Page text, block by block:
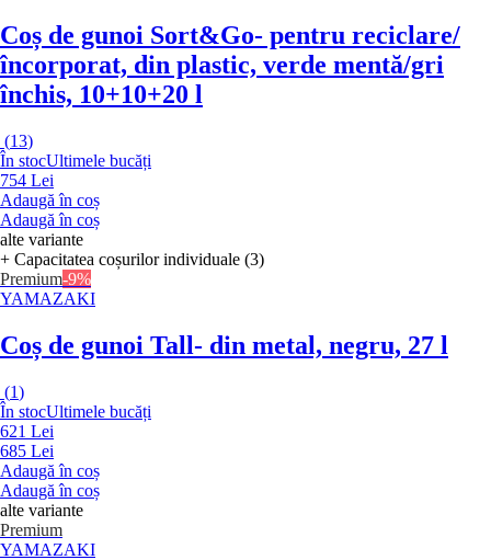
Coș de gunoi Sort&Go- pentru reciclare/
încorporat, din plastic, verde mentă/gri
închis, 10+10+20 l
(13)
În stocUltimele bucăți
754 Lei
Adaugă în coș
Adaugă în coș
alte variante
+ Capacitatea coșurilor individuale (3)
Premium-9%
YAMAZAKI
Coș de gunoi Tall- din metal, negru, 27 l
(1)
În stocUltimele bucăți
621 Lei
685 Lei
Adaugă în coș
Adaugă în coș
alte variante
Premium
YAMAZAKI